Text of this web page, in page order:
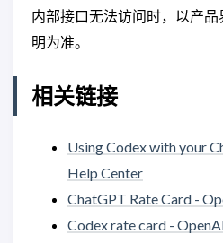
内部接口无法访问时，以产
明为准。
相关链接
Using Codex with your
Help Center
ChatGPT Rate Card -
Codex rate card -